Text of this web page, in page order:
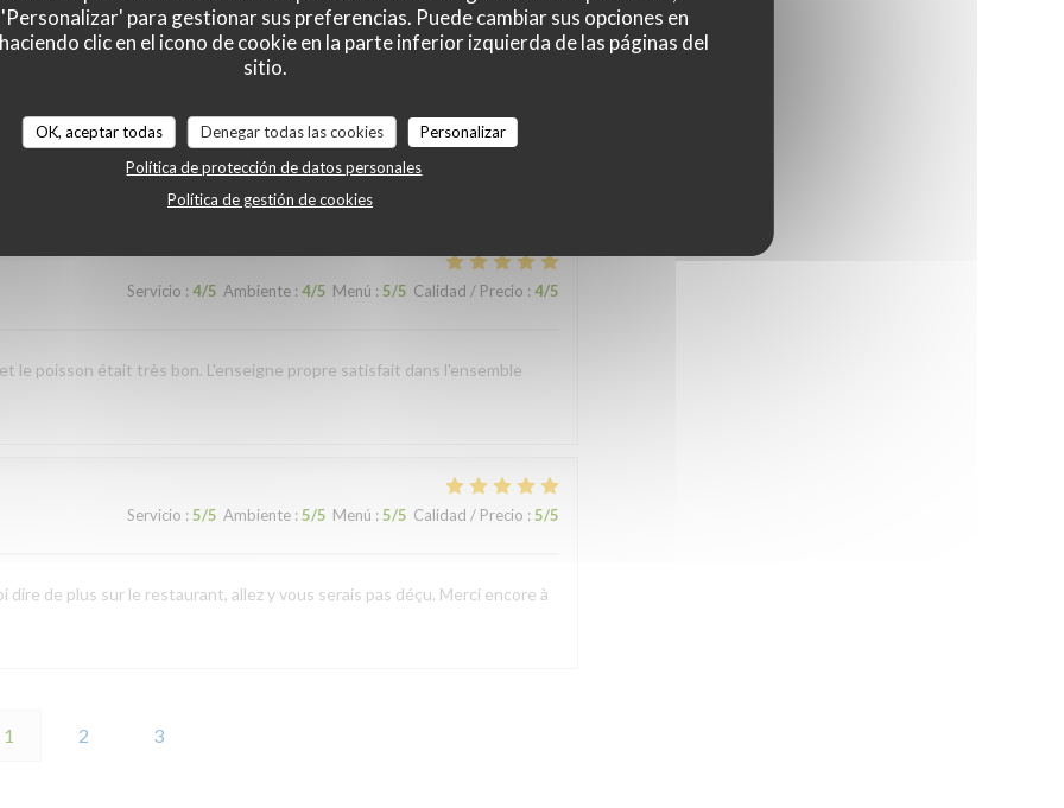
para gestionar sus preferencias. Puede cambiar sus opciones en
clic en el icono de cookie en la parte inferior izquierda de las páginas del
sitio.
OK, aceptar todas Denegar todas las cookies
Personalizar
Política de protección de datos personales
Política de gestión de cookies
reviendrons pour goûter le repas gastronomique
Effectivement le menu dégustation autour de la truffe noire du
plaisir de vous accueillir une prochaine fois Salutations gourmandes
Servicio : 4/5 Ambiente: 4/5 Menú : 5/5 Calidad / Precio : 4/5
le poisson était très bon. L'enseigne propre satisfait dans l'ensemble
Servicio : 5/5 Ambiente: 5/5 Menú : 5/5 Calidad / Precio : 5/5
de plus sur le restaurant, allez y vous serais pas déçu. Merci encore à
1 2 3